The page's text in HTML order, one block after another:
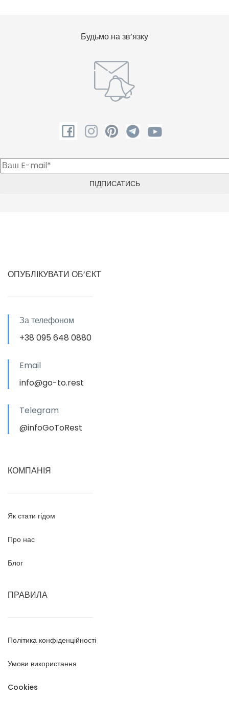
Будьмо на зв’язку
ОПУБЛІКУВАТИ ОБ’ЄКТ
За телефоном
+38 095 648 0880
Email
info@go-to.rest
Telegram
@infoGoToRest
КОМПАНІЯ
Як стати гідом
Про нас
Блог
ПРАВИЛА
Політика конфіденційності
Умови використання
Cookies